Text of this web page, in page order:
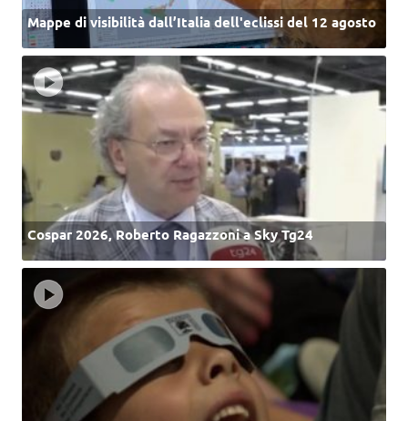
Mappe di visibilità dall’Italia dell'eclissi del 12 agosto
Cospar 2026, Roberto Ragazzoni a Sky Tg24